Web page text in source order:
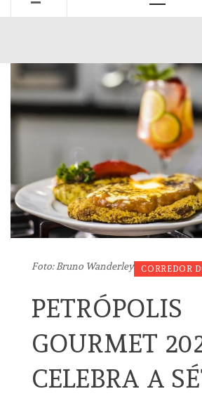
Foto: Bruno Wanderley CORREDOR
PETRÓPOLIS
GOURMET
CELEBRA A